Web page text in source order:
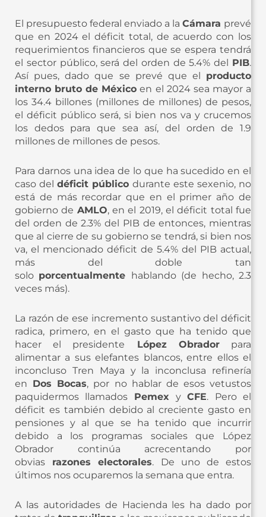
El presupuesto federal enviado a la Cámara prevé
que en 2024 el déficit total, de acuerdo con los
requerimientos financieros que se espera tendrá
el sector público, será del orden de 5.4% del PIB.
Así pues, dado que se prevé que el producto
interno bruto de México en el 2024 sea mayor a
los 34.4 billones (millones de millones) de pesos,
el déficit público será, si bien nos va y crucemos
los dedos para que sea así, del orden de 1.9
millones de millones de pesos.
Para darnos una idea de lo que ha sucedido en el
caso deldéficit público durante este sexenio, no
está de más recordar que en el primer año de
gobierno de AMLO, en el 2019, el déficit total fue
del orden de 2.3% del PIB de entonces, mientras
que al cierre de su gobierno se tendrá, si bien nos
va, el mencionado déficit de 5.4% del PIB actual,
más del doble tan
solo porcentualmente hablando (de hecho, 2.3
veces más).
La razón de ese incremento sustantivo del déficit
radica, primero, en el gasto que ha tenido que
hacer el presidente López Obradorpara
alimentar a sus elefantes blancos, entre ellos el
inconcluso Tren Maya y la inconclusa refinería
en Dos Bocas, por no hablar de esos vetustos
paquidermos llamados PemexyCFE. Pero el
déficit es también debido al creciente gasto en
pensiones y al que se ha tenido que incurrir
debido a los programas sociales que López
Obrador continúa acrecentando por
obvias razones electorales. De uno de estos
últimos nos ocuparemos la semana que entra.
A las autoridades de Hacienda les ha dado por